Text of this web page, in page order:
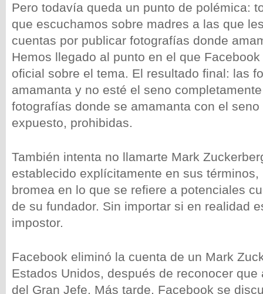
Pero todavía queda un punto de polémica:
que escuchamos sobre madres a las que
cuentas por publicar fotografías donde
Hemos llegado al punto en el que
oficial sobre el tema. El resultado final: las
amamanta y no esté el seno
fotografías donde se amamanta con el
expuesto, prohibidas.
También intenta no llamarte Mark
establecido explícitamente en sus términos,
bromea en lo que se refiere a potenciales
de su fundador. Sin importar si en realidad
impostor.
Facebook eliminó la cuenta de un Mark
Estados Unidos, después de reconocer
del Gran Jefe. Más tarde, Facebook se